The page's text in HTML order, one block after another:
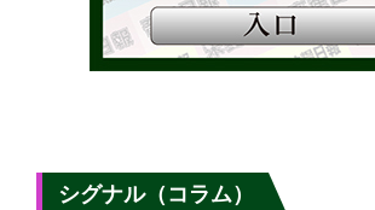
シグナル（コラム）